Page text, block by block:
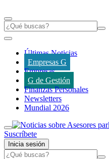
Últimas Noticias
Empresas G
Empresas
G de Gestión
Finanzas Personales
Newsletters
Mundial 2026
Suscríbete
Inicia sesión